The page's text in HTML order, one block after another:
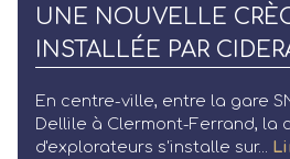
UNE NOUVELLE
INSTALLÉE PAR
En centre-ville, entre la gare
Dellile à Clermont-Ferrand, la
d'explorateurs s'installe sur...